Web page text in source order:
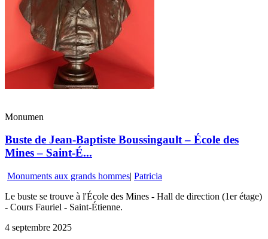
Monumen
Buste de Jean-Baptiste Boussingault – École des
Mines – Saint-É...
Monuments aux grands hommes| Patricia
Le buste se trouve à l'École des Mines - Hall de direction (1er étage)
- Cours Fauriel - Saint-Étienne.
4 septembre 2025